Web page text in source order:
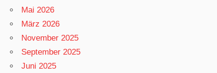
Mai 2026
März 2026
November 2025
September 2025
Juni 2025